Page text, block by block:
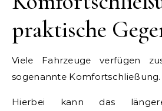
praktische
Viele Fahrzeuge verfügen
sogenannte Komfortschließung.
Hierbei kann das